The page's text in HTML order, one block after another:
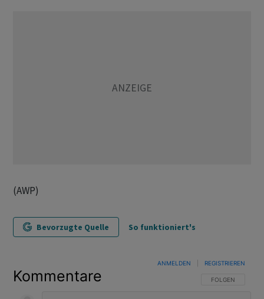
(AWP)
Bevorzugte Quelle So funktioniert's
Kommentare FOLGE DIESER
FOLGEN
ANMELDEN REGISTRIEREN